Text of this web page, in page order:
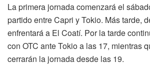
La primera jornada comenzará el
partido entre Capri y Tokio. Más tarde,
enfrentará a El Coatí. Por la tarde
con OTC ante Tokio a las 17, mientras
cerrarán la jornada desde las 19.